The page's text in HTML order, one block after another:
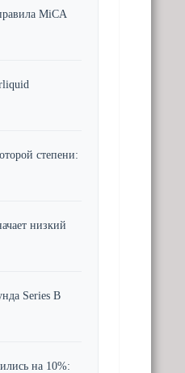
MiCA
степени:
низкий
Series B
на 10%: